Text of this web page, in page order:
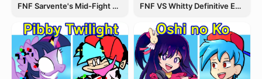
FNF Sarvente's Mid-Fight Masses FNF VS Whitty Definitive Edition